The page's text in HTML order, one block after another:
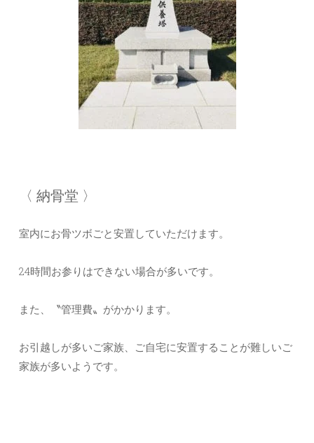
〈 納骨堂 〉
室内にお骨ツボごと安置していただけます。
24時間お参りはできない場合が多いです。
また、〝管理費〟がかかります。
お引越しが多いご家族、ご自宅に安置することが難しいご
家族が多いようです。